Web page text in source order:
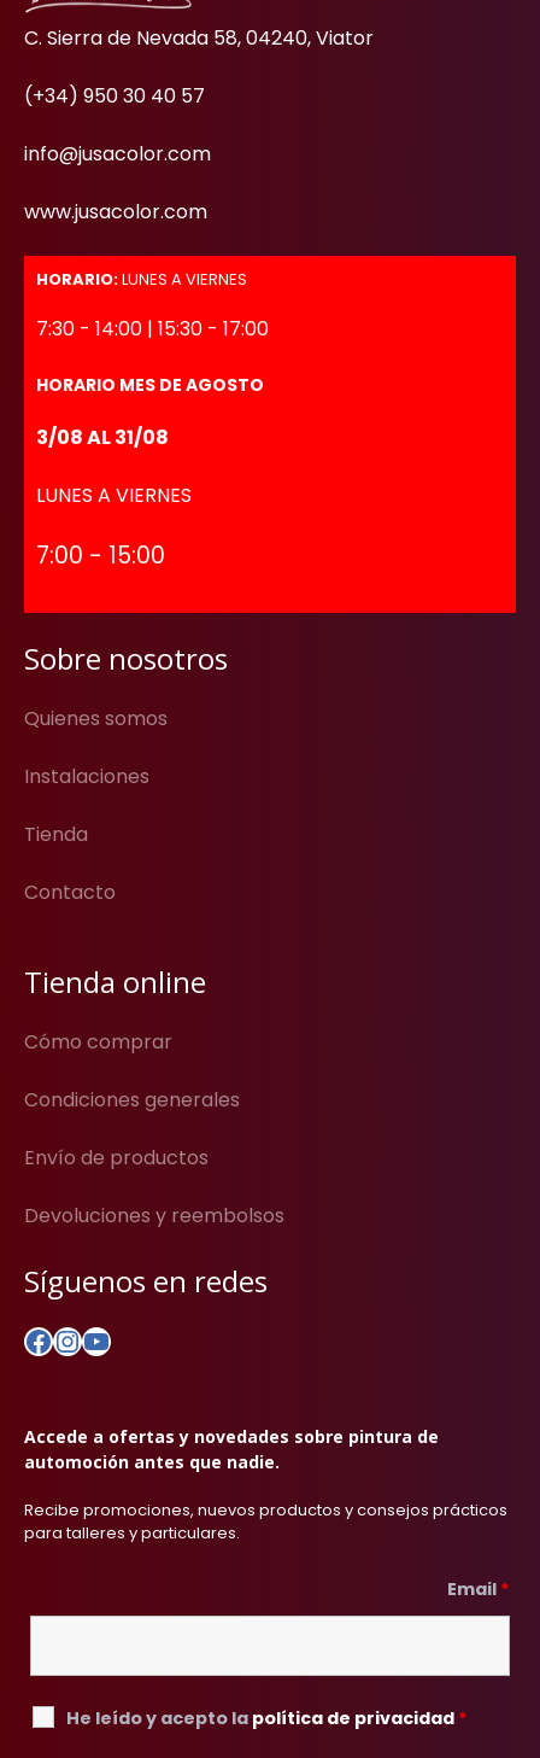
C. Sierra de Nevada 58, 04240, Viator
(+34) 950 30 40 57
info@jusacolor.com
www.jusacolor.com
HORARIO:LUNES A VIERNES
7:30 - 14:00 | 15:30 - 17:00
HORARIO MES DE AGOSTO
3/08 AL 31/08
LUNES A VIERNES
7:00 - 15:00
Sobre nosotros
Quienes somos
Instalaciones
Tienda
Contacto
Tienda online
Cómo comprar
Condiciones generales
Envío de productos
Devoluciones y reembolsos
Síguenos en redes
Facebook
Instagram
YouTube
Accede a ofertas y novedades sobre pintura de
automoción antes que nadie.
Recibe promociones, nuevos productos y consejos prácticos
para talleres y particulares.
Email *
He leído y acepto la política de privacidad *